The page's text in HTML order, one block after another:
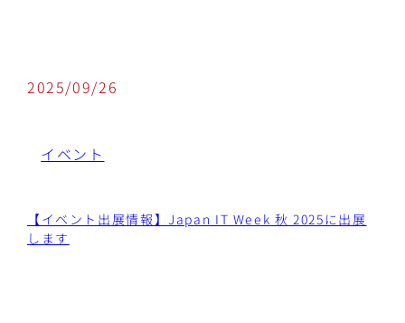
2025/09/26
イベント
【イベント出展情報】Japan IT Week 秋 2025に出展
します